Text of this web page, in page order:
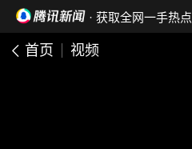
· 获取全网一手热点
首页 视频